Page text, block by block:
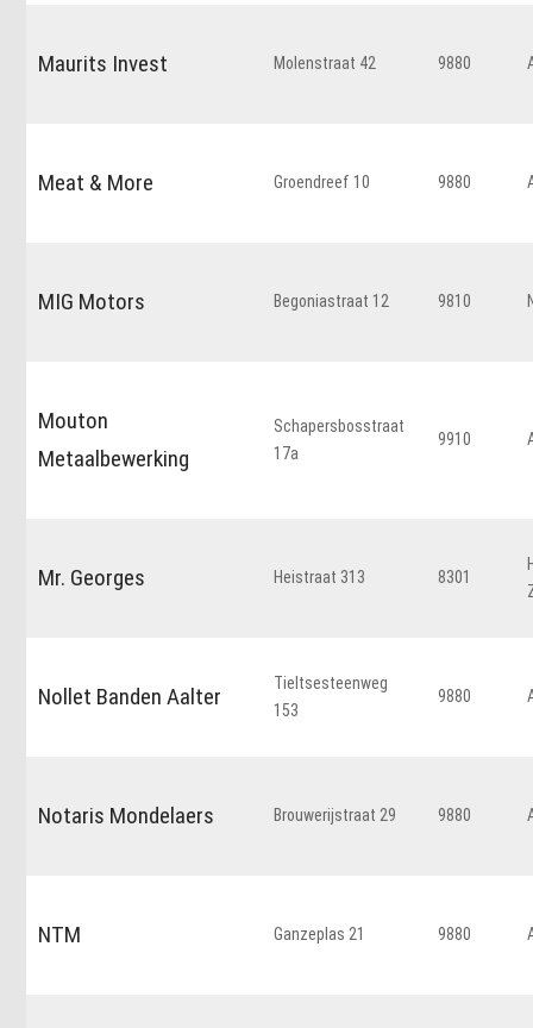
Maurits Invest Molenstraat 42 9880
Meat & More Groendreef 10 9880
MIG Motors Begoniastraat 12 9810
Mouton
Metaalbewerking
Schapersbosstraat
17a
9910
Mr. Georges Heistraat 313 8301
Nollet Banden Aalter
Tieltsesteenweg
153
9880
Notaris Mondelaers Brouwerijstraat 29 9880
NTM Ganzeplas 21 9880